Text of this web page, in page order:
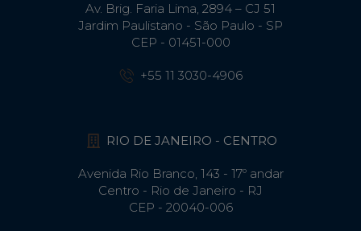
Av. Brig. Faria Lima, 2894 – CJ 51
Jardim Paulistano - São Paulo - SP
CEP - 01451-000
+55 11 3030-4906
RIO DE JANEIRO - CENTRO
Avenida Rio Branco, 143 - 17º andar
Centro - Rio de Janeiro - RJ
CEP - 20040-006